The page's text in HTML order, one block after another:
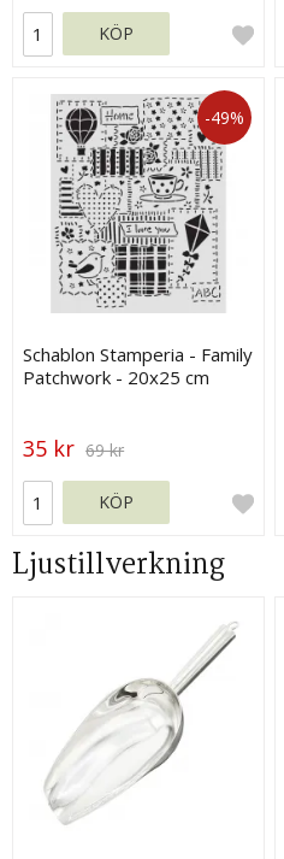
KÖP
-49%
Schablon Stamperia - Family
Patchwork - 20x25 cm
35 kr 69 kr
KÖP
Ljustillverkning